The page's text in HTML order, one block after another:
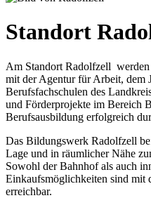
Standort
Am Standort Radolfzell werden
mit der Agentur für Arbeit, dem
Berufsfachschulen des
und Förderprojekte im Bereich
Berufsausbildung erfolgreich
Das Bildungswerk Radolfzell
Lage und in räumlicher Nähe
Sowohl der Bahnhof als auch
Einkaufsmöglichkeiten sind mit
erreichbar.